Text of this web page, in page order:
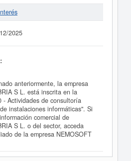
2025
anteriormente, la empresa
S L. está inscrita en la
- Actividades de consultoría
instalaciones informáticas". Si
comercial de
S L. o del sector, acceda
de la empresa NEMOSOFT